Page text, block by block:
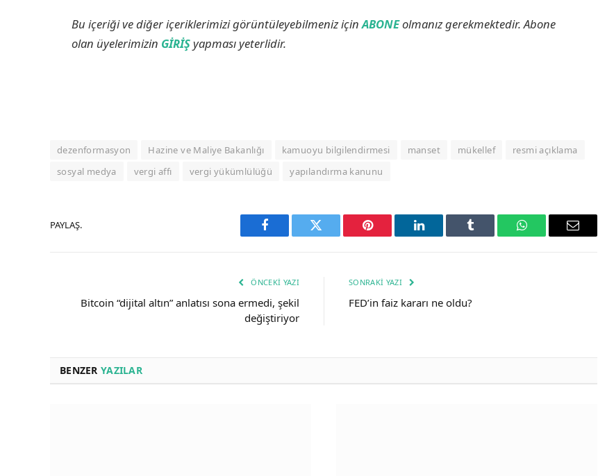
Bu içeriği ve diğer içeriklerimizi görüntüleyebilmeniz içinABONEolmanız gerekmektedir. Abone
olan üyelerimizin GİRİŞyapması yeterlidir.
dezenformasyon Hazine ve Maliye Bakanlığı kamuoyu bilgilendirmesi manset mükellef
resmi açıklama
sosyal medya
vergi affı vergi yükümlülüğü yapılandırma kanunu
PAYLAŞ.
Facebook Twitter Pinterest LinkedIn Tumblr WhatsAppEmail
ÖNCEKI YAZI
Bitcoin “dijital altın” anlatısı sona ermedi, şekil
değiştiriyor
SONRAKI YAZI
FED’in faiz kararı ne oldu?
BENZER YAZILAR